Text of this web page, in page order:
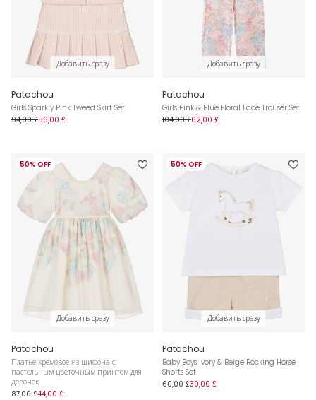
Добавить сразу
Patachou
Girls Sparkly Pink Tweed Skirt Set
94,00 £56,00 £
Добавить сразу
Patachou
Girls Pink & Blue Floral Lace Trouser Set
104,00 £62,00 £
50% OFF
Добавить сразу
Patachou
Платье кремовое из шифона с
пастельным цветочным принтом для
девочек
87,00 £44,00 £
50% OFF
Добавить сразу
Patachou
Baby Boys Ivory & Beige Rocking Horse
Shorts Set
60,00 £30,00 £